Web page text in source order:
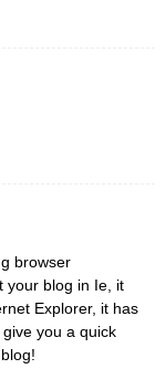
browser
your blog in Ie, it
Explorer, it has
you a quick